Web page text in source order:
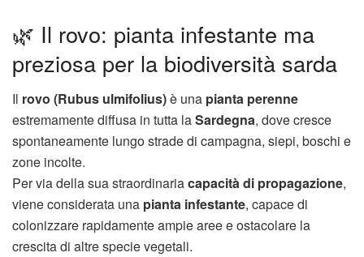
🌿 Il rovo: pianta infestante ma
preziosa per la biodiversità sarda
Il rovo (Rubus ulmifolius)è una pianta perenne
estremamente diffusa in tutta laSardegna, dove cresce
spontaneamente lungo strade di campagna, siepi, boschi e
zone incolte.
Per via della sua straordinariacapacità di propagazione,
viene considerata una pianta infestante, capace di
colonizzare rapidamente ampie aree e ostacolare la
crescita di altre specie vegetali.